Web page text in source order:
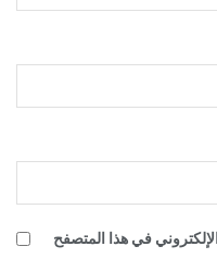
في هذا المتصفح